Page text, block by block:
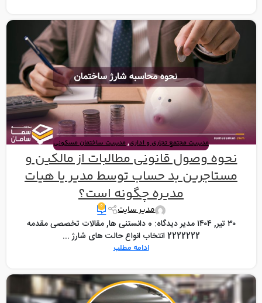
مدیریت مجتمع تجاری و اداری,مدیریت ساختمان مسکونی
نحوه وصول قانونی مطالبات از مالکین و
مستاجرین بد حساب توسط مدیر یا هیات
مدیره چگونه است؟
مدیر سایت ۰
۳۰ تیر, ۱۴۰۴ مدیر دیدگاه: 0 دانستنی ها, مقالات تخصصی مقدمه
2222222 انتخاب انواع حالت های شارژ ...
ادامه مطلب